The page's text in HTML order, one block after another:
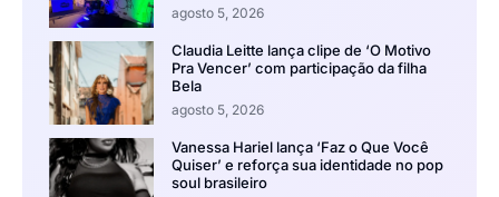
agosto 5, 2026
Claudia Leitte lança clipe de ‘O Motivo
Pra Vencer’ com participação da filha
Bela
agosto 5, 2026
Vanessa Hariel lança ‘Faz o Que Você
Quiser’ e reforça sua identidade no pop
soul brasileiro